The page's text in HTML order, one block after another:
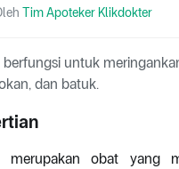
Tim Apoteker Klikdokter
untuk
dan batuk.
merupakan obat yang